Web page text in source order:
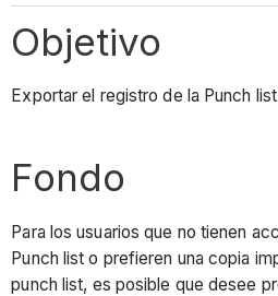
Objetivo
Exportar el registro de la Punch
Fondo
Para los usuarios que no tienen
Punch list o prefieren una copia
punch list, es posible que desee